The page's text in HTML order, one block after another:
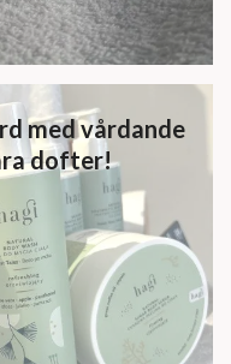
med vårdande
dofter!